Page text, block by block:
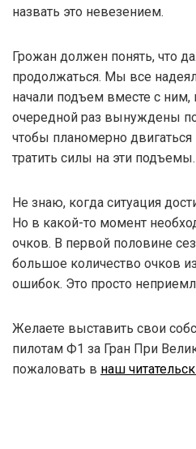
назвать это невезением.
Грожан должен понять, что
продолжаться. Мы все
начали подъем вместе с ним,
очередной раз вынуждены
чтобы планомерно двигаться
тратить силы на эти подъемы.
Не знаю, когда ситуация
Но в какой-то момент
очков. В первой половине
большое количество очков
ошибок. Это просто
Желаете выставить свои
пилотам Ф1 за Гран При
пожаловать в наш